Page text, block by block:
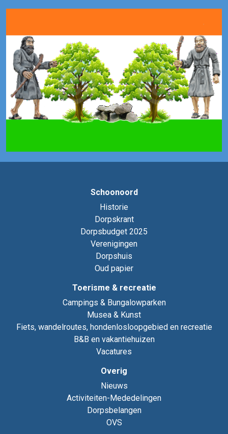
Schoonoord
Historie
Dorpskrant
Dorpsbudget 2025
Verenigingen
Dorpshuis
Oud papier
Toerisme & recreatie
Campings & Bungalowparken
Musea & Kunst
Fiets, wandelroutes, hondenlosloopgebied en recreatie
B&B en vakantiehuizen
Vacatures
Overig
Nieuws
Activiteiten-Mededelingen
Dorpsbelangen
OVS